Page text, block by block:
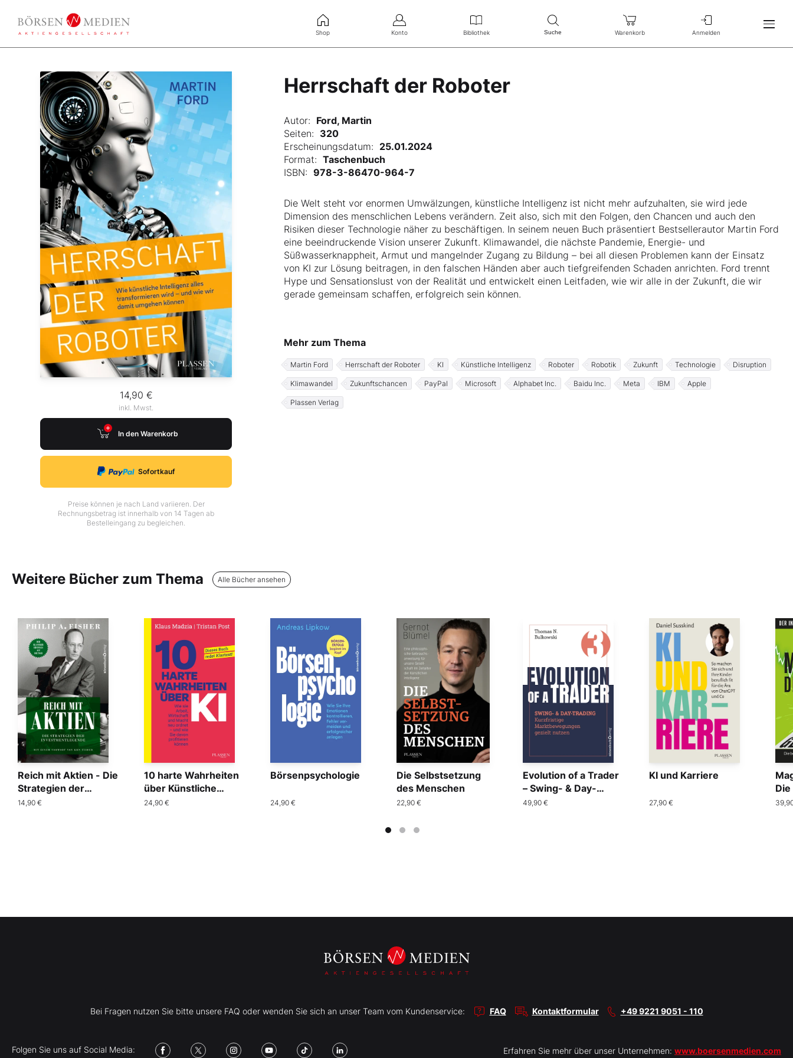
Shop Konto Bibliothek Suche Warenkorb Anmelden
Herrschaft der Roboter
14,90 €
inkl. Mwst.
In den Warenkorb
Sofortkauf
Preise können je nach Land variieren. Der
Rechnungsbetrag ist innerhalb von 14 Tagen ab
Bestelleingang zu begleichen.
Die Welt steht vor enormen Umwälzungen, künstliche Intelligenz ist nicht mehr aufzuhalten, sie wird jede
Dimension des menschlichen Lebens verändern. Zeit also, sich mit den Folgen, den Chancen und auch den
Risiken dieser Technologie näher zu beschäftigen. In seinem neuen Buch präsentiert Bestsellerautor Martin Ford
eine beeindruckende Vision unserer Zukunft. Klimawandel, die nächste Pandemie, Energie- und
Süßwasserknappheit, Armut und mangelnder Zugang zu Bildung – bei all diesen Problemen kann der Einsatz
von KI zur Lösung beitragen, in den falschen Händen aber auch tiefgreifenden Schaden anrichten. Ford trennt
Hype und Sensationslust von der Realität und entwickelt einen Leitfaden, wie wir alle in der Zukunft, die wir
gerade gemeinsam schaffen, erfolgreich sein können.
Autor: Ford, Martin
Seiten: 320
Erscheinungsdatum: 25.01.2024
Format: Taschenbuch
ISBN: 978-3-86470-964-7
Mehr zum Thema
Martin Ford Herrschaft der Roboter KI Künstliche Intelligenz Roboter Robotik Zukunft Technologie Disruption
Klimawandel Zukunftschancen PayPal Microsoft Alphabet Inc. Baidu Inc. Meta IBM Apple
Plassen Verlag
Weitere Bücher zum Thema Alle Bücher ansehen
Reich mit Aktien - Die
Strategien der
Investmentlegende
14,90 €
10 harte Wahrheiten
über Künstliche
Intelligenz
24,90 €
Börsenpsychologie
24,90 €
Die Selbstsetzung
des Menschen
22,90 €
Evolution of a Trader
– Swing- & Day-
Trading
49,90 €
KI und Karriere
27,90 €
Bei Fragen nutzen Sie bitte unsere FAQ oder wenden Sie sich an unser Team vom Kundenservice: FAQ Kontaktformular +49 9221 9051 - 110
Folgen Sie uns auf Social Media: Erfahren Sie mehr über unser Unternehmen: www.boersenmedien.com